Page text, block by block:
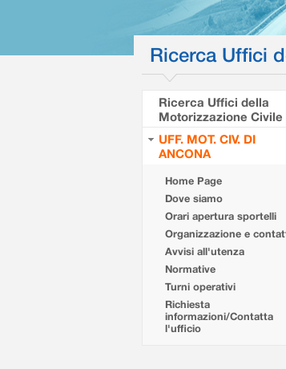
Ricerca Uffici
Ricerca Uffici della
Motorizzazione Civile
UFF. MOT. CIV. DI
ANCONA
Home Page
Dove siamo
Orari apertura sportelli
Organizzazione e
Avvisi all'utenza
Normative
Turni operativi
Richiesta
informazioni/Contatta
l'ufficio